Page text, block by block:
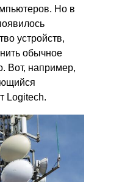
Но в
устройств,
обычное
Вот, например,
Logitech.